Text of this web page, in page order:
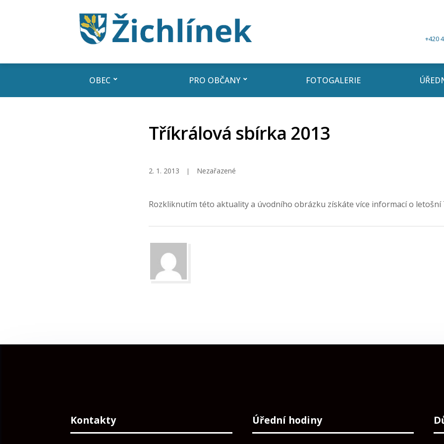
+420
OBEC PRO OBČANY FOTOGALERIE
Tříkrálová sbírka 2013
2. 1. 2013 Nezařazené
Rozkliknutím této aktuality a úvodního obrázku získáte více informací o letošní
Kontakty Úřední hodiny